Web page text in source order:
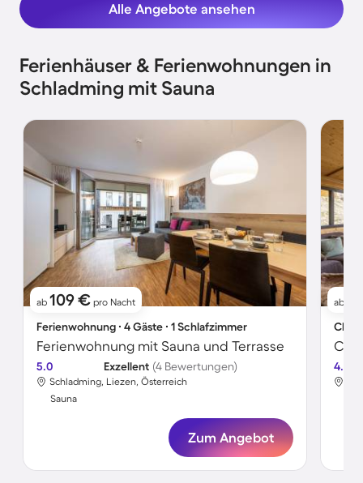
Alle Angebote ansehen
Ferienhäuser & Ferienwohnungen in
Schladming mit Sauna
ab 109 € pro Nacht
Ferienwohnung ∙ 4 Gäste ∙ 1 Schlafzimmer
Ferienwohnung mit Sauna und Terrasse
5.0 Exzellent (4 Bewertungen)
Schladming, Liezen, Österreich
Sauna
Zum Angebot
ab
4.7